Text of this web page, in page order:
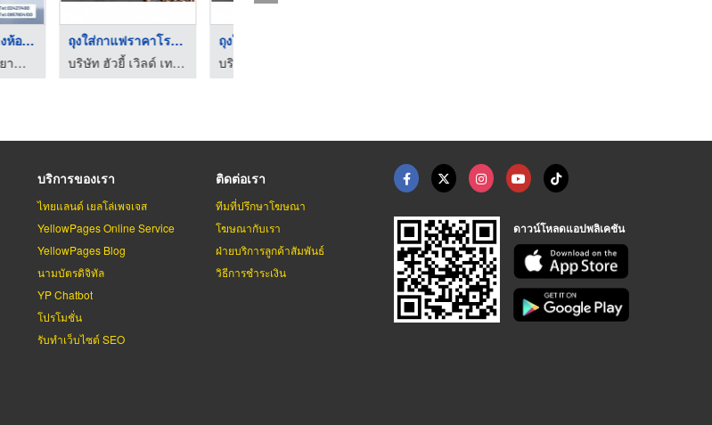
ถุงใส่กาแฟราคาโรงงาน
บริษัท ฮัวยี้ เวิลด์ เทรด จำกัด
ถุงใส่กาแฟ ซิปล็อค ร ...
บริษัท ฮัวยี้ เวิลด์ เทรด จำกัด
บริการของเรา
ไทยแลนด์ เยลโล่เพจเจส
YellowPages Online Service
YellowPages Blog
นามบัตรดิจิทัล
YP Chatbot
โปรโมชั่น
รับทำเว็บไซต์ SEO
ติดต่อเรา
ทีมที่ปรึกษาโฆษณา
โฆษณากับเรา
ฝ่ายบริการลูกค้าสัมพันธ์
วิธีการชำระเงิน
ดาวน์โหลดแอปพลิเคชัน